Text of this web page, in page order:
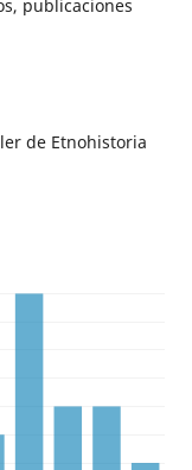
publicaciones
de Etnohistoria